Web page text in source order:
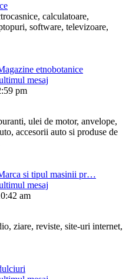
calculatoare,
software, televizoare,
etnobotanice
mesaj
pm
ulei de motor, anvelope,
accesorii auto si produse de
si tipul masinii pr…
mesaj
am
ziare, reviste, site-uri internet,